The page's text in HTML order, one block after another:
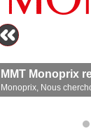
MMT Monoprix
Monoprix, Nous